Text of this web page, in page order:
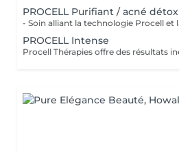
PROCELL Purifiant / acné détox
PROCELL Intense